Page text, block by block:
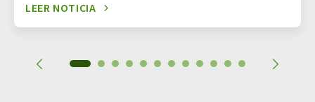
LEER NOTICIA